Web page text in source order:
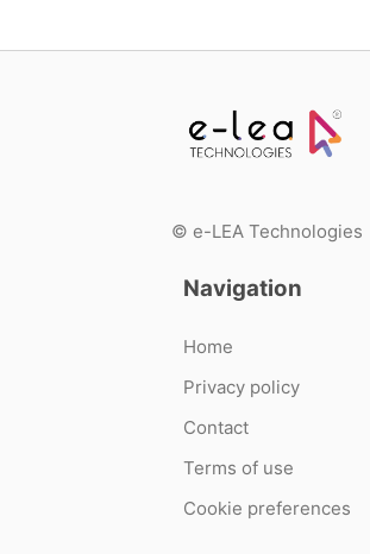
© e-LEA Technologies
Navigation
Home
Privacy policy
Contact
Terms of use
Cookie preferences